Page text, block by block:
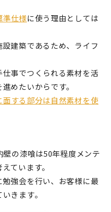
準仕様に使う理由としては
建築であるため、ライフ
事でつくられる素材を活
めたいからです。
する部分は自然素材を使
の漆喰は50年程度メンテ
ています。
強会を行い、お客様に最
きます。